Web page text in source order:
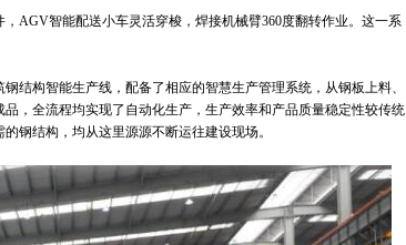
AGV智能配送小车灵活穿梭，焊接机械臂360度翻转作业。这一系
结构智能生产线，配备了相应的智慧生产管理系统，从钢板上料、
，全流程均实现了自动化生产，生产效率和产品质量稳定性较传统
钢结构，均从这里源源不断运往建设现场。